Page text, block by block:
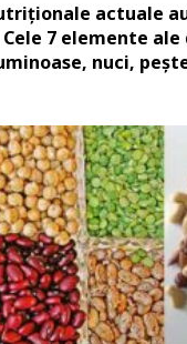
actuale
Cele 7 elemente
nuci,